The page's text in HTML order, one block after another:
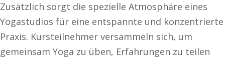
Zusätzlich sorgt die spezielle Atmosphäre eines
Yogastudios für eine entspannte und konzentrierte
Praxis. Kursteilnehmer versammeln sich, um
gemeinsam Yoga zu üben, Erfahrungen zu teilen